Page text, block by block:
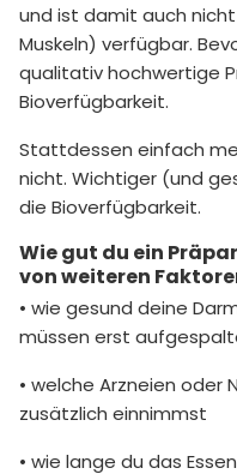
und ist damit auch
Muskeln) verfügbar.
qualitativ hochwertige
Bioverfügbarkeit.
Stattdessen einfach
nicht. Wichtiger (und
die Bioverfügbarkeit.
Wie gut du ein
von weiteren
• wie gesund deine
müssen erst
• welche Arzneien oder
zusätzlich einnimmst
• wie lange du das